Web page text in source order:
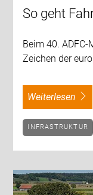
So geht
Beim 40.
Zeichen der
weiterlesen
INFRASTRUKTUR